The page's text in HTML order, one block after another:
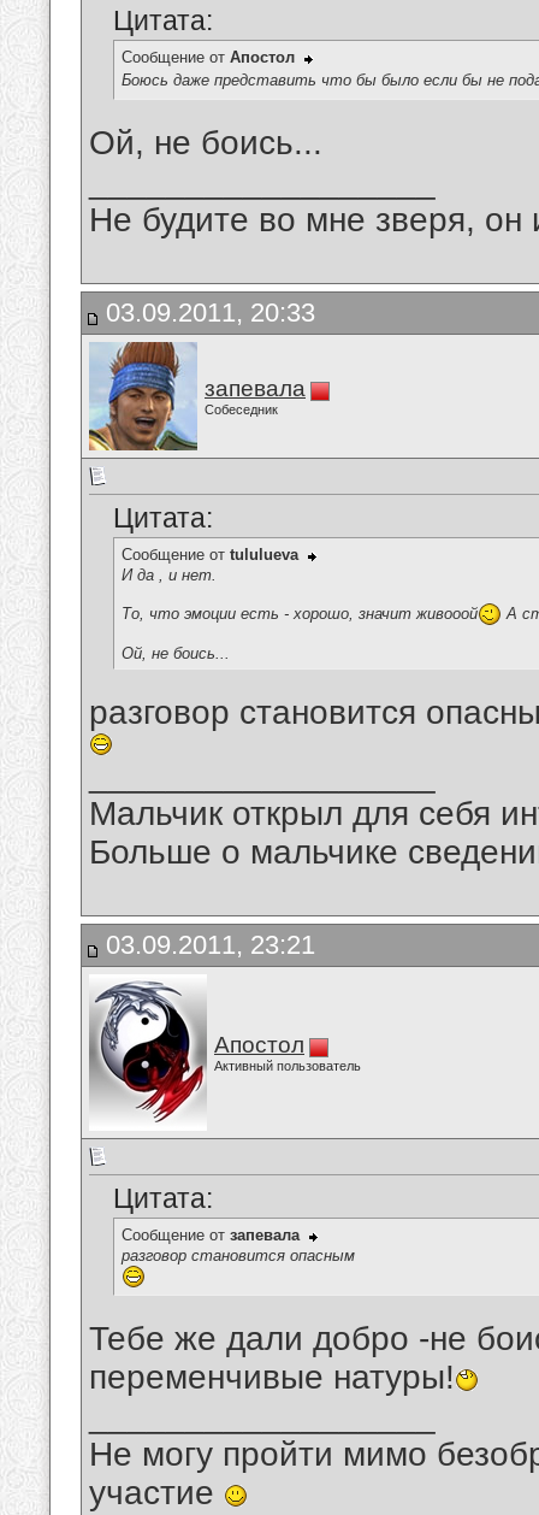
Цитата:
Сообщение от Апостол
Боюсь даже представить что бы было если бы не
Ой, не боись...
Не будите во мне зверя, он
03.09.2011, 20:33
запевала
Собеседник
Цитата:
Сообщение от tululueva
И да , и нет.
То, что эмоции есть - хорошо, значит живооой А
Ой, не боись...
разговор становится
Мальчик открыл для себя
Больше о мальчике
03.09.2011, 23:21
Апостол
Активный пользователь
Цитата:
Сообщение от запевала
разговор становится опасным
Тебе же дали добро -не
переменчивые натуры!
Не могу пройти мимо
участие